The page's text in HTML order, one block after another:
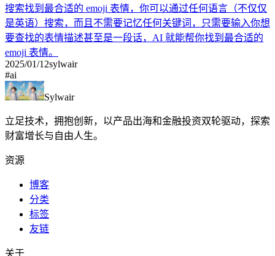
搜索找到最合适的 emoji 表情，你可以通过任何语言（不仅仅
是英语）搜索，而且不需要记忆任何关键词，只需要输入你想
要查找的表情描述甚至是一段话，AI 就能帮你找到最合适的
emoji 表情。
2025/01/12sylwair
#ai
Sylwair
立足技术，拥抱创新，以产品出海和金融投资双轮驱动，探索
财富增长与自由人生。
资源
博客
分类
标签
友链
关于